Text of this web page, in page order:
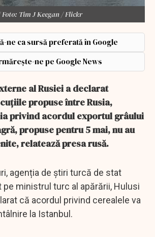
Tim J Keegan / Flickr
ne ca sursă preferată în Google
ne pe Google News
al Rusiei a declarat
propuse între Rusia,
privind acordul exportul grâului
propuse pentru 5 mai, nu au
relatează presa rusă.
agenția de știri turcă de stat
pe ministrul turc al apărării, Hulusi
că acordul privind cerealele va
la Istanbul.